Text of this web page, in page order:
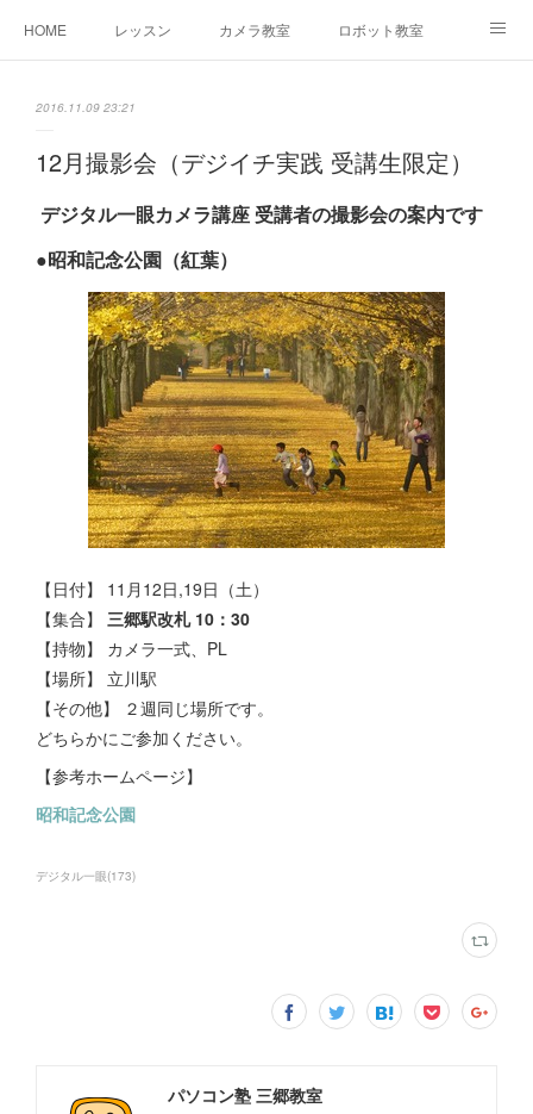
HOME レッスン カメラ教室 ロボット教室
2016.11.09 23:21
12月撮影会（デジイチ実践 受講生限定）
デジタル一眼カメラ講座 受講者の撮影会の案内です
●昭和記念公園（紅葉）
【日付】 11月12日,19日（土）
【集合】 三郷駅改札 10：30
【持物】 カメラ一式、PL
【場所】 立川駅
【その他】 ２週同じ場所です。
どちらかにご参加ください。
【参考ホームページ】
昭和記念公園
デジタル一眼(173)
パソコン塾 三郷教室